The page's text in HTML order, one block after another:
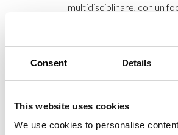
Consent Details
This website uses cookies
We use cookies to personalise
multidisciplinare, con un
trasformazione e
attraverso processi di
MAR­CO RAI­NÒ